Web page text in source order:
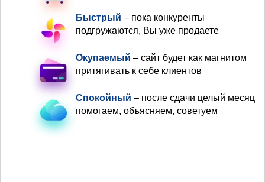
Быстрый – пока конкуренты
подгружаются, Вы уже продаете
Окупаемый – сайт будет как магнитом
притягивать к себе клиентов
Спокойный – после сдачи целый месяц
помогаем, объясняем, советуем